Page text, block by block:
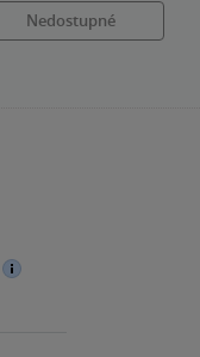
Nedostupné